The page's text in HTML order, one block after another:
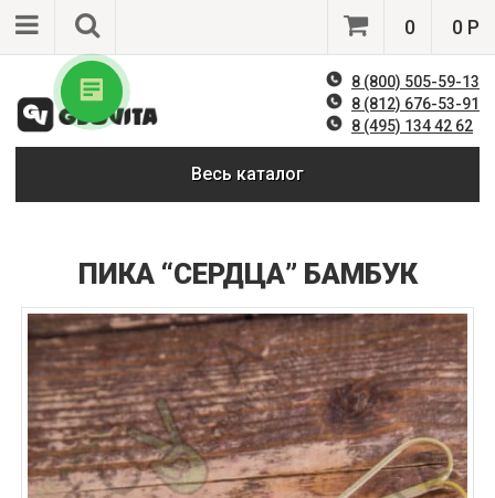
0 0 Р
8 (800) 505-59-13
8 (812) 676-53-91
8 (495) 134 42 62
Весь каталог
ПИКА “СЕРДЦА” БАМБУК